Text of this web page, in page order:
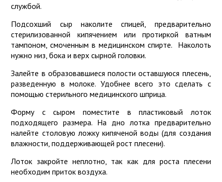
службой.
Подсохший сыр наколите спицей, предварительно
стерилизованной кипячением или протиркой ватным
тампоном, смоченным в медицинском спирте. Наколоть
нужно низ, бока и верх сырной головки.
Залейте в образовавшиеся полости оставшуюся плесень,
разведенную в молоке. Удобнее всего это сделать с
помощью стерильного медицинского шприца.
Форму с сыром поместите в пластиковый лоток
подходящего размера. На дно лотка предварительно
налейте столовую ложку кипяченой воды (для создания
влажности, поддерживающей рост плесени).
Лоток закройте неплотно, так как для роста плесени
необходим приток воздуха.